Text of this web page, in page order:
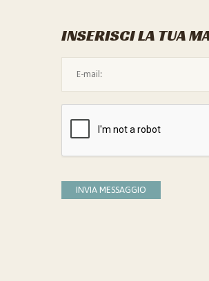
INSERISCI LA TUA
INVIA MESSAGGIO